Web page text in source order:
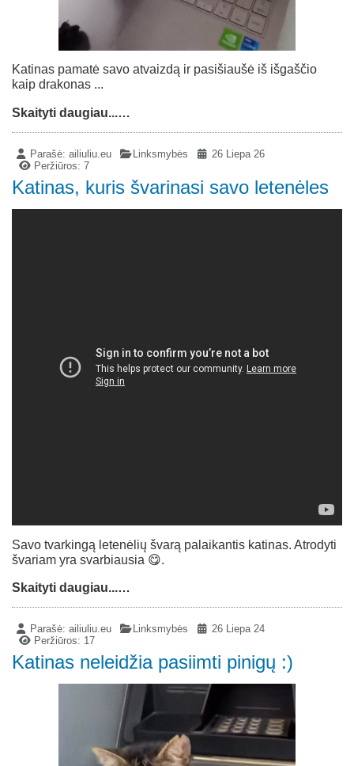
Katinas pamatė savo atvaizdą ir pasišiaušė iš išgaščio
kaip drakonas ...
Skaityti daugiau...…
Parašė:ailiuliu.eu Linksmybės
26 Liepa 26
Peržiūros: 7
Katinas, kuris švarinasi savo letenėles
Savo tvarkingą letenėlių švarą palaikantis katinas. Atrodyti
švariam yra svarbiausia 😋.
Skaityti daugiau...…
Parašė:ailiuliu.eu Linksmybės
26 Liepa 24
Peržiūros: 17
Katinas neleidžia pasiimti pinigų :)